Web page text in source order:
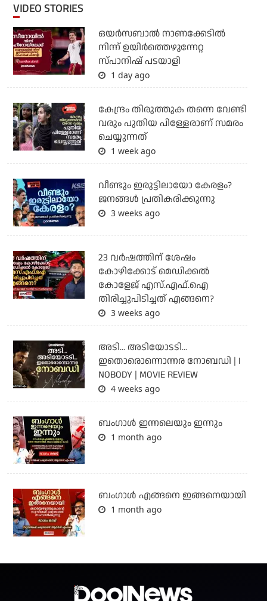
VIDEO STORIES
ഒയര്‍സബാൽ നാണക്കേടിൽ
നിന്ന് ഉയിർത്തെഴുന്നേറ്റ
സ്പാനിഷ് പടയാളി
1 day ago
കേന്ദ്രം തിരുത്തുക തന്നെ വേണ്ടി
വരും പുതിയ പിള്ളേരാണ് സമരം
ചെയ്യുന്നത്
1 week ago
വീണ്ടും ഇരുട്ടിലായോ കേരളം?
ജനങ്ങൾ പ്രതികരിക്കുന്നു
3 weeks ago
23 വർഷത്തിന് ശേഷം
കോഴിക്കോട് മെഡിക്കൽ
കോളേജ് എസ്.എഫ്.ഐ
തിരിച്ചുപിടിച്ചത് എങ്ങനെ?
3 weeks ago
അടി... അടിയോടടി...
ഇതൊരൊന്നൊന്നര നോബഡി | I
NOBODY | MOVIE REVIEW
4 weeks ago
ബംഗാള്‍ ഇന്നലെയും ഇന്നും
1 month ago
ബം​ഗാൾ എങ്ങനെ ഇങ്ങനെയായി
1 month ago